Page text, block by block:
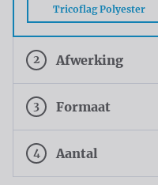
Tricoflag Polyester
2 Afwerking
3 Formaat
4 Aantal